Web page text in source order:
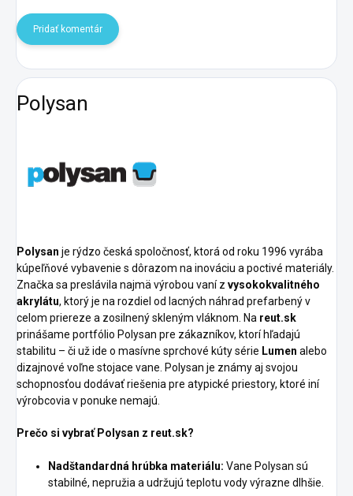
Pridať komentár
Polysan
Polysan je rýdzo česká spoločnosť, ktorá od roku 1996 vyrába
kúpeľňové vybavenie s dôrazom na inováciu a poctivé materiály.
Značka sa preslávila najmä výrobou vaní z vysokokvalitného
akrylátu, ktorý je na rozdiel od lacných náhrad prefarbený v
celom priereze a zosilnený skleným vláknom. Na reut.sk
prinášame portfólio Polysan pre zákazníkov, ktorí hľadajú
stabilitu – či už ide o masívne sprchové kúty série Lumen alebo
dizajnové voľne stojace vane. Polysan je známy aj svojou
schopnosťou dodávať riešenia pre atypické priestory, ktoré iní
výrobcovia v ponuke nemajú.
Prečo si vybrať Polysan z reut.sk?
Nadštandardná hrúbka materiálu: Vane Polysan sú
stabilné, nepružia a udržujú teplotu vody výrazne dlhšie.